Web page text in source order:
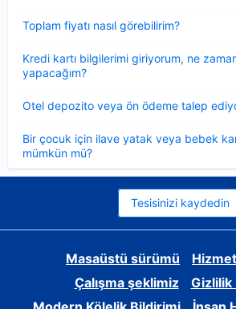
Toplam fiyatı nasıl görebilirim?
Kredi kartı bilgilerimi giriyorum, ne
yapacağım?
Otel depozito veya ön ödeme talep
Bir çocuk için ilave yatak veya bebek
mümkün mü?
Tesisinizi kaydedin
Masaüstü sürümü
Çalışma şeklimiz
Gizlilik